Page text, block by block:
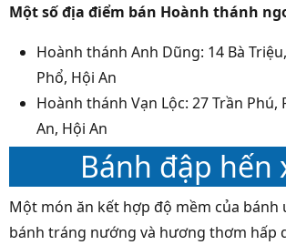
Một số địa điểm bán Hoành thánh
Hoành thánh Anh Dũng: 14 Bà
Phổ, Hội An
Hoành thánh Vạn Lộc: 27 Trần
An, Hội An
Bánh đập hến
Một món ăn kết hợp độ mềm của bánh
bánh tráng nướng và hương thơm hấp